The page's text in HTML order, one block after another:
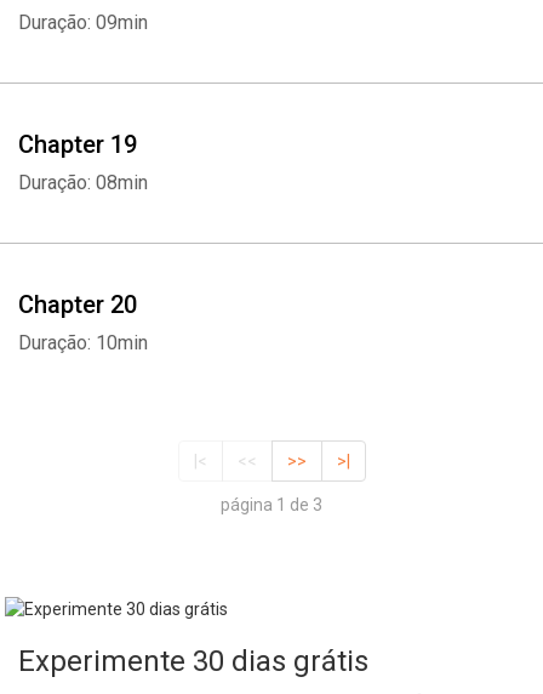
Duração: 09min
Chapter 19
Duração: 08min
Chapter 20
Duração: 10min
|< << >> >|
página 1 de 3
Experimente 30 dias grátis